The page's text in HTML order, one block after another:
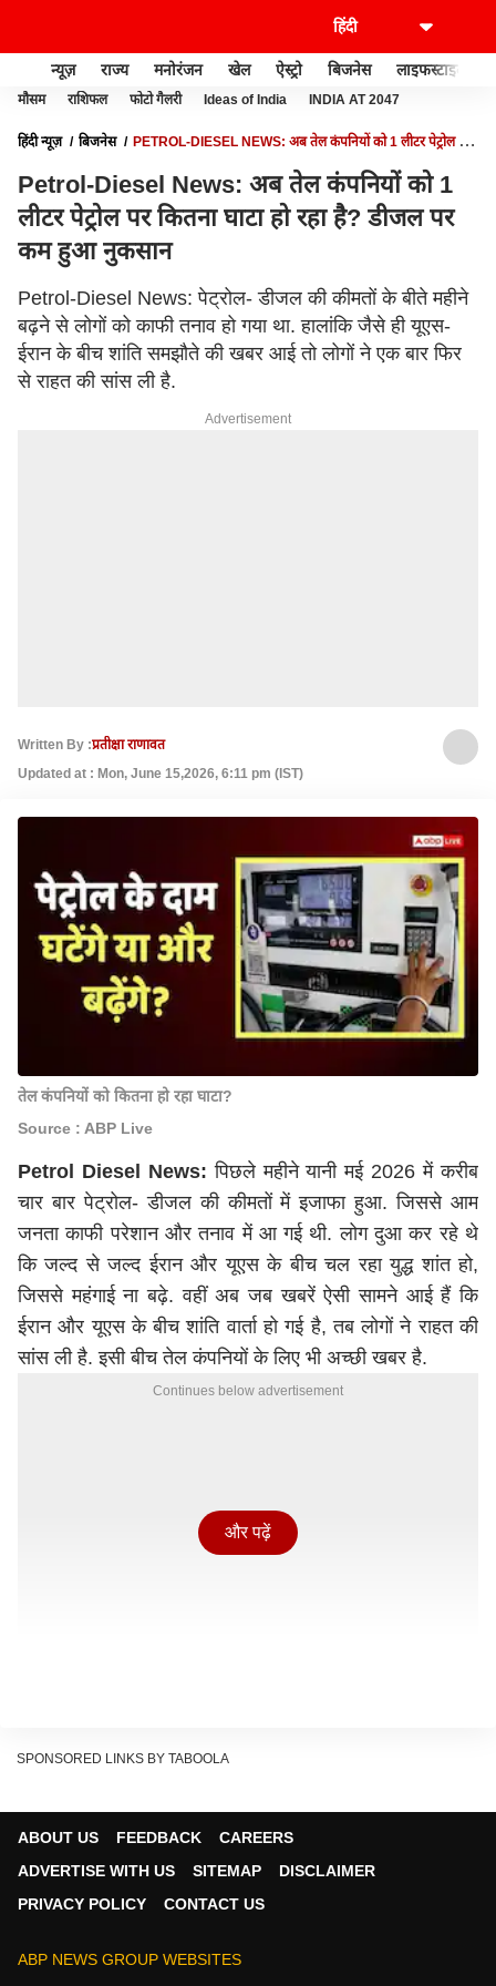
न्यूज़ राज्य मनोरंजन खेल ऐस्ट्रो बिजनेस लाइफस्टाइल
मौसम राशिफल फोटो गैलरी Ideas of India INDIA AT 2047
हिंदी न्यूज़ बिजनेस
PETROL-DIESEL NEWS: अब तेल कंपनियों को 1 लीटर पेट्रोल पर
Petrol-Diesel News: अब तेल कंपनियों को 1
लीटर पेट्रोल पर कितना घाटा हो रहा है? डीजल पर
कम हुआ नुकसान
Petrol-Diesel News: पेट्रोल- डीजल की कीमतों के बीते महीने
बढ़ने से लोगों को काफी तनाव हो गया था. हालांकि जैसे ही यूएस-
ईरान के बीच शांति समझौते की खबर आई तो लोगों ने एक बार फिर
से राहत की सांस ली है.
Advertisement
Written By :प्रतीक्षा राणावत
Updated at : Mon, June 15,2026, 6:11 pm (IST)
तेल कंपनियों को कितना हो रहा घाटा?
Source : ABP Live
Petrol Diesel News: पिछले महीने यानी मई 2026 में करीब
चार बार पेट्रोल- डीजल की कीमतों में इजाफा हुआ. जिससे आम
जनता काफी परेशान और तनाव में आ गई थी. लोग दुआ कर रहे थे
कि जल्द से जल्द ईरान और यूएस के बीच चल रहा युद्ध शांत हो,
जिससे महंगाई ना बढ़े. वहीं अब जब खबरें ऐसी सामने आई हैं कि
ईरान और यूएस के बीच शांति वार्ता हो गई है, तब लोगों ने राहत की
सांस ली है. इसी बीच तेल कंपनियों के लिए भी अच्छी खबर है.
Continues below advertisement
खुलासा किया है कि तेल कंपनियों का घाटा अब काफी कम हो गया है.
और पढ़ें
SPONSORED LINKS BY TABOOLA
ABOUT US FEEDBACK
CAREERS
ADVERTISE WITH US
SITEMAP
DISCLAIMER
PRIVACY POLICY
CONTACT US
ABP NEWS GROUP WEBSITES